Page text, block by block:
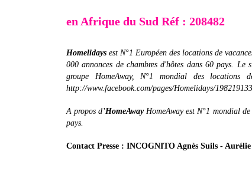
en Afrique du Sud Réf : 208482
Homelidays est N°1 Européen des locations de
000 annonces de chambres d'hôtes dans 60 pays.
groupe HomeAway, N°1 mondial des locations
http://www.facebook.com/pages/Homelidays/
A propos d’HomeAway HomeAway est N°1 mondial
pays.
Contact Presse : INCOGNITO Agnès Suils -